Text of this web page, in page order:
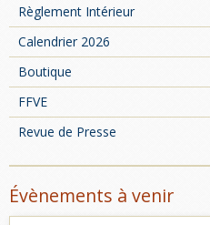
Règlement Intérieur
Calendrier 2026
Boutique
FFVE
Revue de Presse
Évènements à venir